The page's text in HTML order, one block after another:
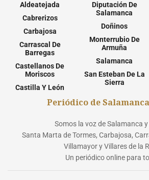
Aldeatejada
Cabrerizos
Carbajosa
Carrascal De
Barregas
Castellanos De
Moriscos
Castilla Y León
Diputación De
Salamanca
Doñinos
Monterrubio De
Armuña
Salamanca
San Esteban De La
Sierra
Periódico de
Somos la voz de Salamanca
Santa Marta de Tormes, Carbajosa,
Villamayor y Villares de la
Un periódico online para